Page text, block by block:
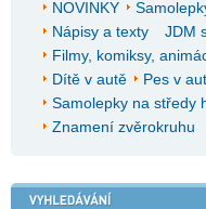
NOVINKY
Nápisy a texty
JDM
Filmy, komiksy,
Dítě v autě
Pes v
Samolepky na středy
Znamení zvěrokruhu